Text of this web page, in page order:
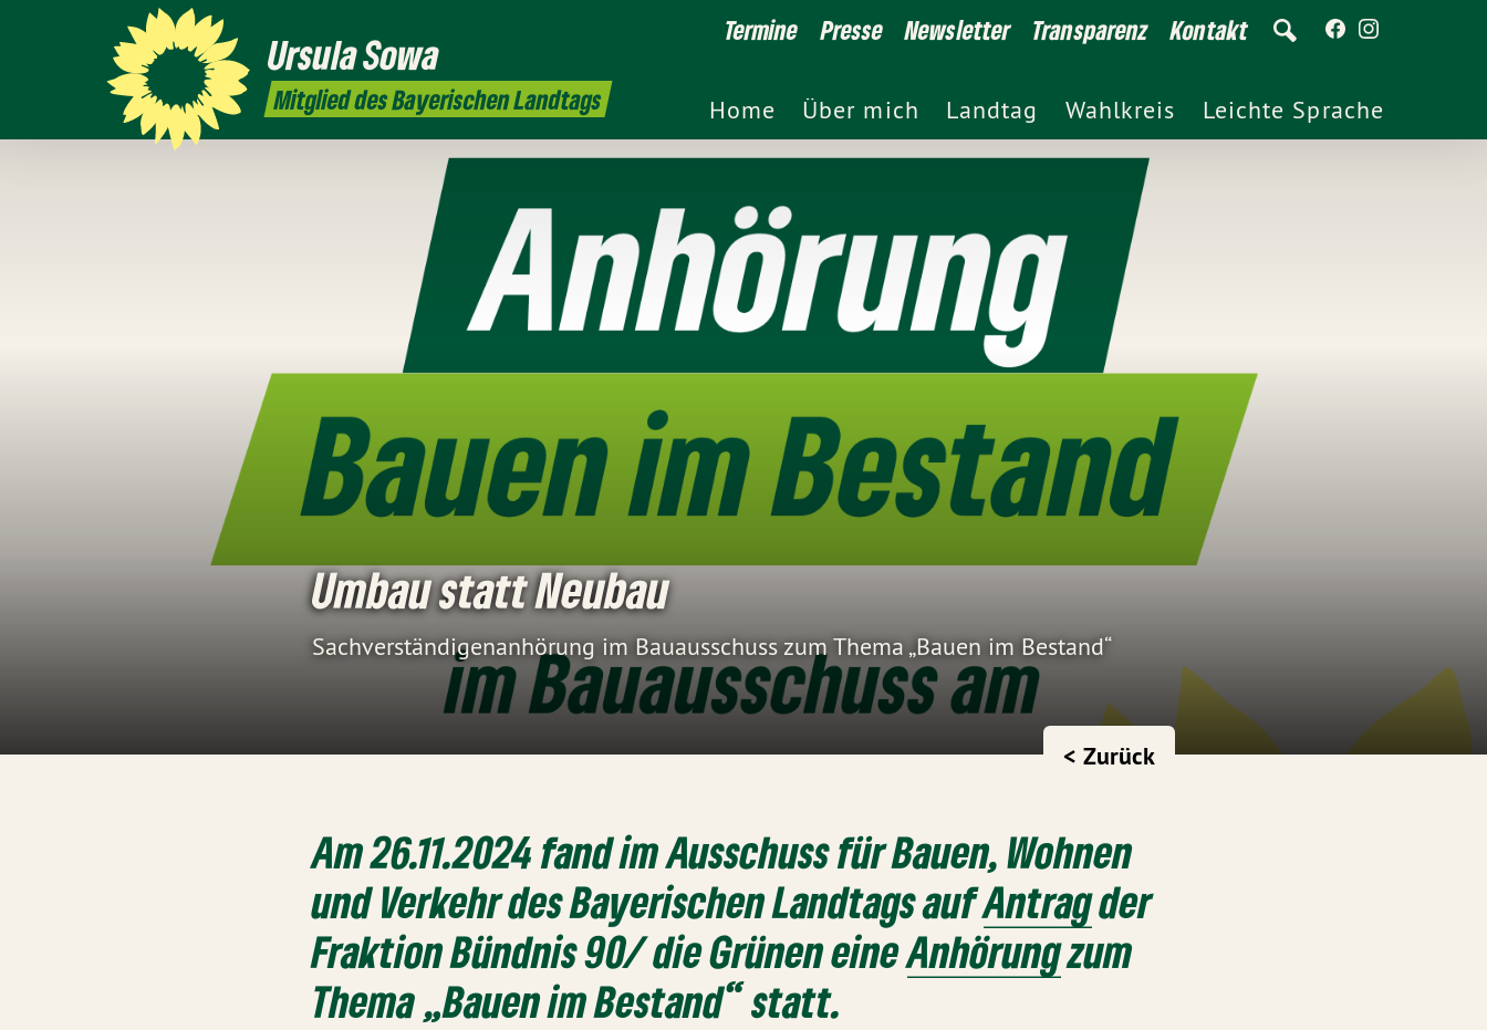
UrsulaSowa
Mitglied des Bayerischen Landtags
Termine Presse Newsletter Transparenz Kontakt
Home Über mich Landtag Wahlkreis Leichte Sprache
Umbau statt Neubau
Sachverständigenanhörung im Bauausschuss zum Thema „Bauen im Bestand“
< Zurück
Am 26.11.2024 fand im Ausschuss für Bauen, Wohnen
und Verkehr des Bayerischen Landtags aufAntragder
Fraktion Bündnis 90/ die Grünen eineAnhörungzum
Thema „Bauen im Bestand“ statt.